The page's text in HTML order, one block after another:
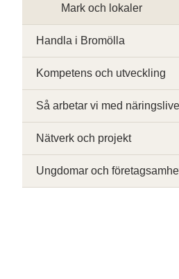
Mark och lokaler
Handla i Bromölla
Kompetens och utveckling
Så arbetar vi med
Nätverk och projekt
Ungdomar och